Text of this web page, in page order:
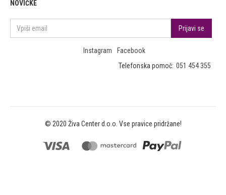
NOVIČKE
Instagram
Facebook
Telefonska pomoč: 051 454 355
© 2020 Živa Center d.o.o. Vse pravice pridržane!